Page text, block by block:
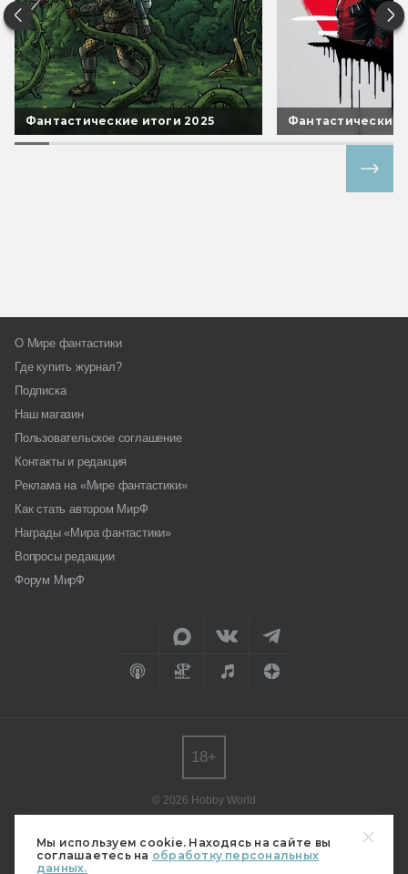
Мы используем cookie. Находясь на сайте вы
соглашаетесь на обработку персональных
данных.
Фантастические итоги 2025 Фантастические
О Мире фантастики
Где купить журнал?
Подписка
Наш магазин
Пользовательское соглашение
Контакты и редакция
Реклама на «Мире фантастики»
Как стать автором МирФ
Награды «Мира фантастики»
Вопросы редакции
Форум МирФ
© 2026 Hobby World
редакции.
Мнение авторов может не совпадать с мнением редакции.
18+